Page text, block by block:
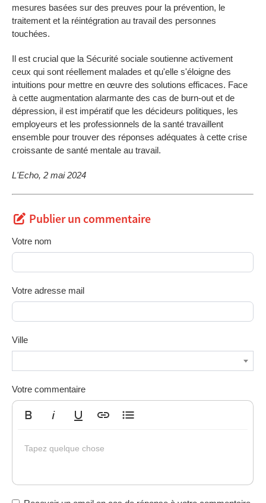
mesures basées sur des preuves pour la prévention, le
traitement et la réintégration au travail des personnes
touchées.
Il est crucial que la Sécurité sociale soutienne activement
ceux qui sont réellement malades et qu'elle s'éloigne des
intuitions pour mettre en œuvre des solutions efficaces. Face
à cette augmentation alarmante des cas de burn-out et de
dépression, il est impératif que les décideurs politiques, les
employeurs et les professionnels de la santé travaillent
ensemble pour trouver des réponses adéquates à cette crise
croissante de santé mentale au travail.
L'Echo, 2 mai 2024
Publier un commentaire
Votre nom
Votre adresse mail
Ville
Votre commentaire
Tapez quelque chose